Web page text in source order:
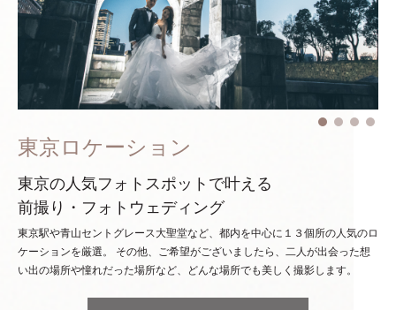
東京ロケーション
東京の人気フォトスポットで叶える
前撮り・フォトウェディング
東京駅や青山セントグレース大聖堂など、都内を中心に１３個所の人気のロ
ケーションを厳選。 その他、ご希望がございましたら、二人が出会った想
い出の場所や憧れだった場所など、どんな場所でも美しく撮影します。